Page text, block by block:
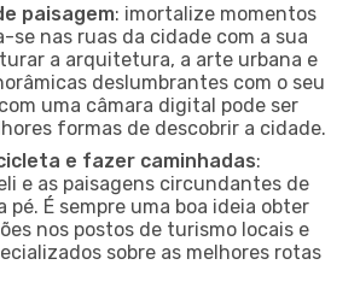
paisagem: imortalize momentos
se nas ruas da cidade com a sua
a arquitetura, a arte urbana e
deslumbrantes com o seu
uma câmara digital pode ser
formas de descobrir a cidade.
e fazer caminhadas:
e as paisagens circundantes de
pé. É sempre uma boa ideia obter
nos postos de turismo locais e
sobre as melhores rotas